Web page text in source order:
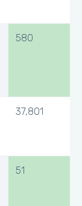
580
37,801
51